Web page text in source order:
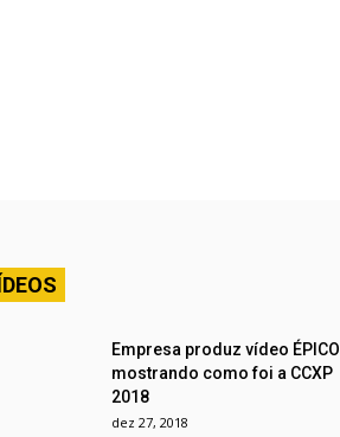
Empresa produz vídeo ÉPICO
mostrando como foi a CCXP
2018
dez 27, 2018